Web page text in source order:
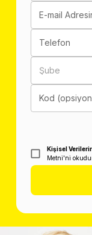
E-mail
Telefon
Şube
Kod
Kişisel
Metni'ni